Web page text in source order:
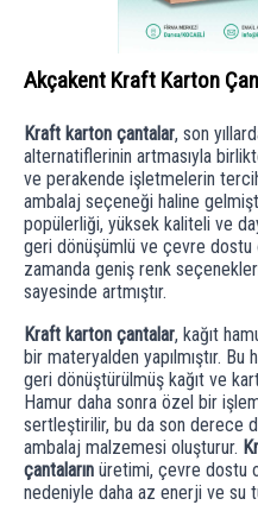
Akçakent Kraft Karton
Kraft karton çantalar, son
alternatiflerinin artmasıyla
ve perakende işletmelerin
ambalaj seçeneği haline
popülerliği, yüksek kaliteli ve
geri dönüşümlü ve çevre dostu
zamanda geniş renk
sayesinde artmıştır.
Kraft karton çantalar, kağıt
bir materyalden yapılmıştır. Bu
geri dönüştürülmüş kağıt ve
Hamur daha sonra özel bir
sertleştirilir, bu da son derece
ambalaj malzemesi oluşturur.
çantaların üretimi, çevre dostu
nedeniyle daha az enerji ve su